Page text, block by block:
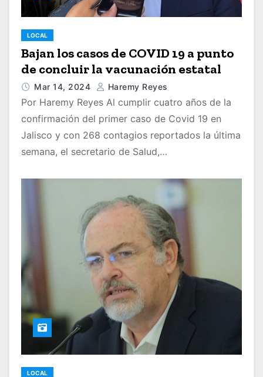
LOCAL
Bajan los casos de COVID 19 a punto
de concluir la vacunación estatal
Mar 14, 2024 Haremy Reyes
Por Haremy Reyes Al cumplir cuatro años de la
confirmación del primer caso de Covid 19 en
Jalisco y con 268 contagios reportados la última
semana, el secretario de Salud,…
LOCAL